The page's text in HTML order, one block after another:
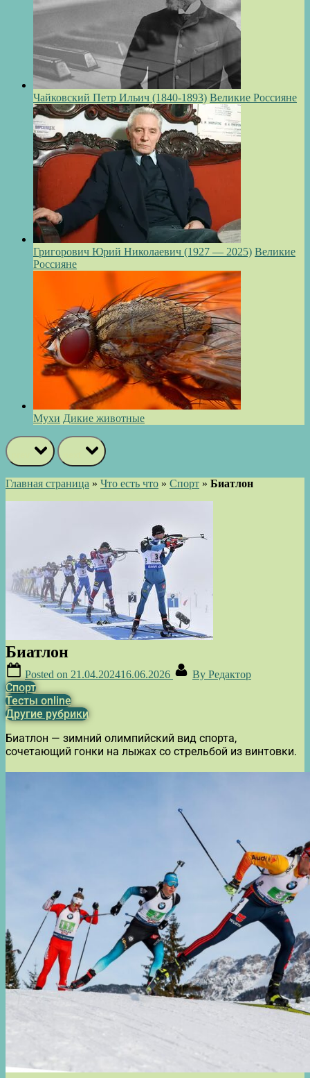
Чайковский Петр Ильич (1840-1893) Великие Россияне
Григорович Юрий Николаевич (1927 — 2025) Великие
Россияне
Мухи Дикие животные
Главная страница » Что есть что » Спорт » Биатлон
Биатлон
Posted on 21.04.202416.06.2026 By Редактор
Спорт
Тесты online
Другие рубрики
Биатлон — зимний олимпийский вид спорта,
сочетающий гонки на лыжах со стрельбой из винтовки.